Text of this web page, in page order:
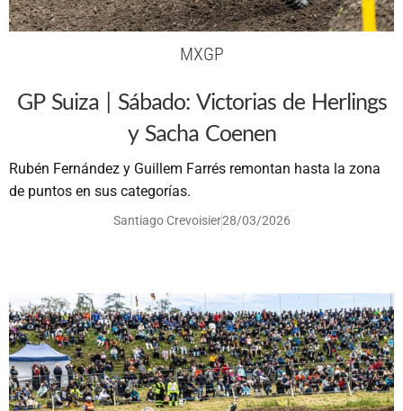
MXGP
GP Suiza | Sábado: Victorias de Herlings
y Sacha Coenen
Rubén Fernández y Guillem Farrés remontan hasta la zona
de puntos en sus categorías.
Santiago Crevoisier28/03/2026